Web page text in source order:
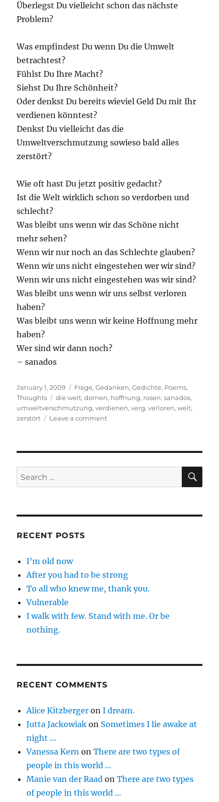
Überlegst Du vielleicht schon das nächste
Problem?
Was empfindest Du wenn Du die Umwelt
betrachtest?
Fühlst Du Ihre Macht?
Siehst Du Ihre Schönheit?
Oder denkst Du bereits wieviel Geld Du mit Ihr
verdienen könntest?
Denkst Du vielleicht das die
Umweltverschmutzung sowieso bald alles
zerstört?
Wie oft hast Du jetzt positiv gedacht?
Ist die Welt wirklich schon so verdorben und
schlecht?
Was bleibt uns wenn wir das Schöne nicht
mehr sehen?
Wenn wir nur noch an das Schlechte glauben?
Wenn wir uns nicht eingestehen wer wir sind?
Wenn wir uns nicht eingestehen was wir sind?
Was bleibt uns wenn wir uns selbst verloren
haben?
Was bleibt uns wenn wir keine Hoffnung mehr
haben?
Wer sind wir dann noch?
– sanados
Posted
on
January 1, 2009 Categories
Frage,Gedanken,Gedichte, Poems,
Thoughts
Tags
die welt,dornen, hoffnung, rosen,sanados,
umweltverschmutzung,verdienen,verg,verloren,welt,
zerstört
Leave a commenton
Search
for:
RECENT POSTS
I’m old now
After you had to be strong
To all who knew me, thank you.
Vulnerable
I walk with few. Stand with me. Or be
nothing.
RECENT COMMENTS
Alice Kitzberger onI dream.
Jutta Jackowiak on Sometimes I lie awake at
night …
Vanessa Kern onThere are two types of
people in this world …
Manie van der Raad onThere are two types
of people in this world …